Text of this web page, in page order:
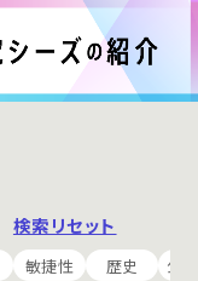
検索リセット
敏捷性 歴史 公